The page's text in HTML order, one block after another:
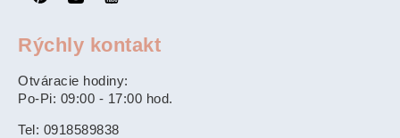
Rýchly kontakt
Otváracie hodiny:
Po-Pi: 09:00 - 17:00 hod.
Tel: 0918589838